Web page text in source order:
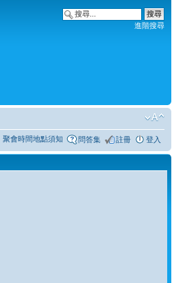
進階搜尋
聚會時間地點須知 問答集 註冊 登入